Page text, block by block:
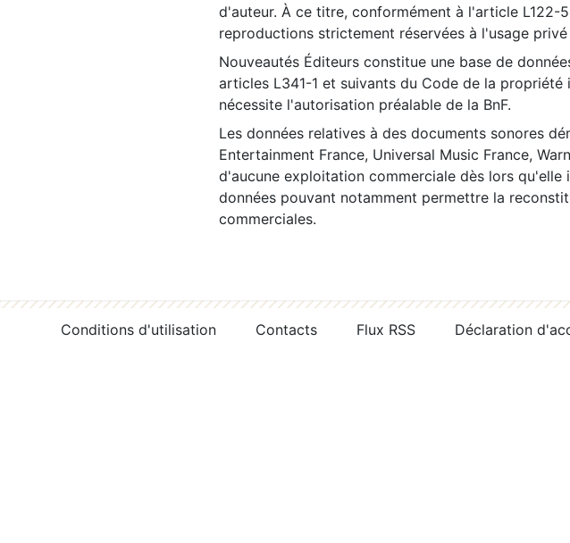
d'auteur. À ce titre, conformément à l'article L122-
reproductions strictement réservées à l'usage
Nouveautés Éditeurs constitue une base de
articles L341-1 et suivants du Code de la
nécessite l'autorisation préalable de la BnF.
Les données relatives à des documents sonores
Entertainment France, Universal Music France,
d'aucune exploitation commerciale dès lors
données pouvant notamment permettre la
commerciales.
Conditions d'utilisation Contacts Flux RSS Déclaration